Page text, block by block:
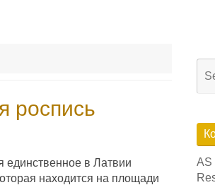
роспись
единственное в Латвии
находится на площади
for:
AS